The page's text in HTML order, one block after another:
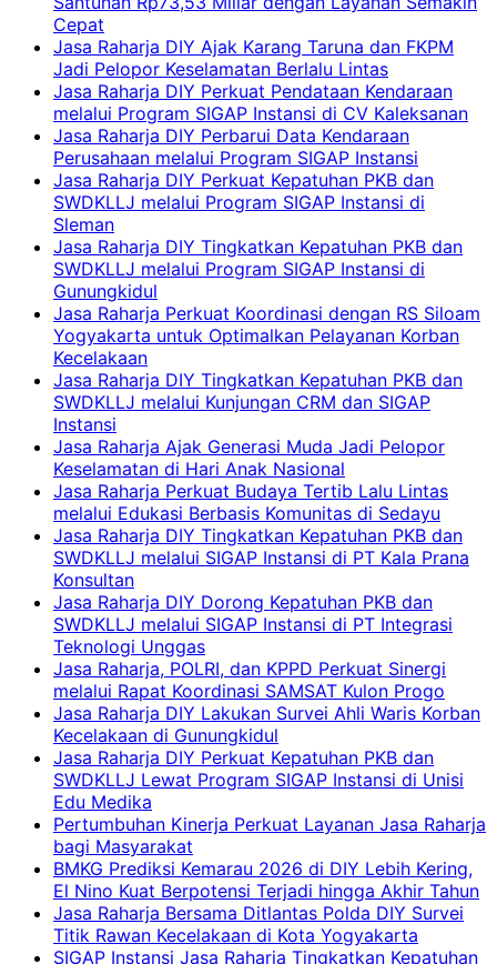
Cepat
Jasa Raharja DIY Ajak Karang Taruna dan FKPM
Jadi Pelopor Keselamatan Berlalu Lintas
Jasa Raharja DIY Perkuat Pendataan Kendaraan
melalui Program SIGAP Instansi di CV Kaleksanan
Jasa Raharja DIY Perbarui Data Kendaraan
Perusahaan melalui Program SIGAP Instansi
Jasa Raharja DIY Perkuat Kepatuhan PKB dan
SWDKLLJ melalui Program SIGAP Instansi di
Sleman
Jasa Raharja DIY Tingkatkan Kepatuhan PKB dan
SWDKLLJ melalui Program SIGAP Instansi di
Gunungkidul
Jasa Raharja Perkuat Koordinasi dengan RS Siloam
Yogyakarta untuk Optimalkan Pelayanan Korban
Kecelakaan
Jasa Raharja DIY Tingkatkan Kepatuhan PKB dan
SWDKLLJ melalui Kunjungan CRM dan SIGAP
Instansi
Jasa Raharja Ajak Generasi Muda Jadi Pelopor
Keselamatan di Hari Anak Nasional
Jasa Raharja Perkuat Budaya Tertib Lalu Lintas
melalui Edukasi Berbasis Komunitas di Sedayu
Jasa Raharja DIY Tingkatkan Kepatuhan PKB dan
SWDKLLJ melalui SIGAP Instansi di PT Kala Prana
Konsultan
Jasa Raharja DIY Dorong Kepatuhan PKB dan
SWDKLLJ melalui SIGAP Instansi di PT Integrasi
Teknologi Unggas
Jasa Raharja, POLRI, dan KPPD Perkuat Sinergi
melalui Rapat Koordinasi SAMSAT Kulon Progo
Jasa Raharja DIY Lakukan Survei Ahli Waris Korban
Kecelakaan di Gunungkidul
Jasa Raharja DIY Perkuat Kepatuhan PKB dan
SWDKLLJ Lewat Program SIGAP Instansi di Unisi
Edu Medika
Pertumbuhan Kinerja Perkuat Layanan Jasa Raharja
bagi Masyarakat
BMKG Prediksi Kemarau 2026 di DIY Lebih Kering,
El Nino Kuat Berpotensi Terjadi hingga Akhir Tahun
Jasa Raharja Bersama Ditlantas Polda DIY Survei
Titik Rawan Kecelakaan di Kota Yogyakarta
SIGAP Instansi Jasa Raharja Tingkatkan Kepatuhan